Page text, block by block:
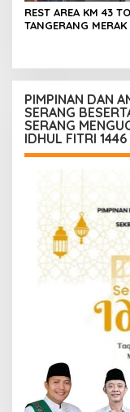
REST AREA KM 43
TANGERANG MERAK
PIMPINAN DAN
SERANG
SERANG
IDHUL FITRI 1446